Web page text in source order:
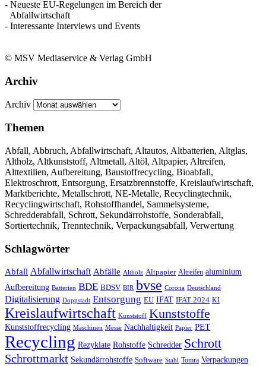
- Neueste EU-Regelungen im Bereich der
Abfallwirtschaft
- Interessante Interviews und Events
© MSV Mediaservice & Verlag GmbH
Archiv
Archiv
Themen
Abfall, Abbruch, Abfallwirtschaft, Altautos, Altbatterien, Altglas,
Altholz, Altkunststoff, Altmetall, Altöl, Altpapier, Altreifen,
Alttextilien, Aufbereitung, Baustoffrecycling, Bioabfall,
Elektroschrott, Entsorgung, Ersatzbrennstoffe, Kreislaufwirtschaft,
Marktberichte, Metallschrott, NE-Metalle, Recyclingtechnik,
Recyclingwirtschaft, Rohstoffhandel, Sammelsysteme,
Schredderabfall, Schrott, Sekundärrohstoffe, Sonderabfall,
Sortiertechnik, Trenntechnik, Verpackungsabfall, Verwertung
Schlagwörter
Abfall Abfallwirtschaft Abfälle Altholz Altpapier Altreifen aluminium
Aufbereitung Batterien BDE BDSV BIR bvse Corona Deutschland
Digitalisierung Doppstadt Entsorgung EU IFAT IFAT 2024 KI
Kreislaufwirtschaft Kunststoff Kunststoffe
Kunststoffrecycling Maschinen Messe Nachhaltigkeit Papier PET
Recycling Rezyklate Rohstoffe Schredder Schrott
Schrottmarkt Sekundärrohstoffe Software Stahl Tomra Verpackungen